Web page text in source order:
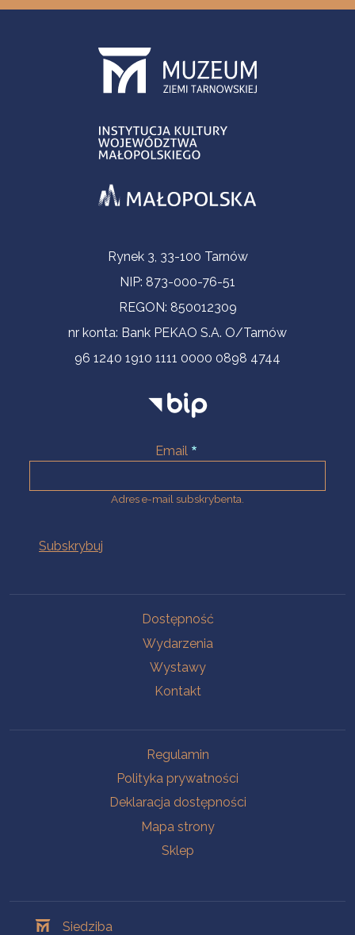
Informacje kontaktoweRynek 3, 33-100 Tarnów
NIP: 873-000-76-51
REGON: 850012309
nr konta: Bank PEKAO S.A. O/Tarnów
96 1240 1910 1111 0000 0898 4744
Email
Adres e-mail subskrybenta.
Dostępność
Wydarzenia
Wystawy
Kontakt
Regulamin
Polityka prywatności
Deklaracja dostępności
Mapa strony
Sklep
Siedziba